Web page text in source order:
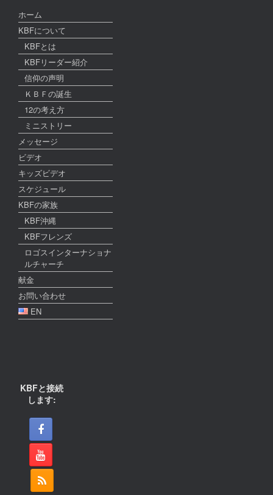
ホーム
KBFについて
KBFとは
KBFリーダー紹介
信仰の声明
ＫＢＦの誕生
12の考え方
ミニストリー
メッセージ
ビデオ
キッズビデオ
スケジュール
KBFの家族
KBF沖縄
KBFフレンズ
ロゴスインターナショナ
ルチャーチ
献金
お問い合わせ
EN
KBFと接続
します: